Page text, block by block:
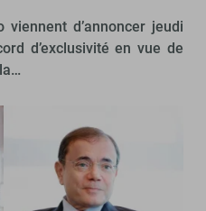
d’annoncer jeudi
d’exclusivité en vue de